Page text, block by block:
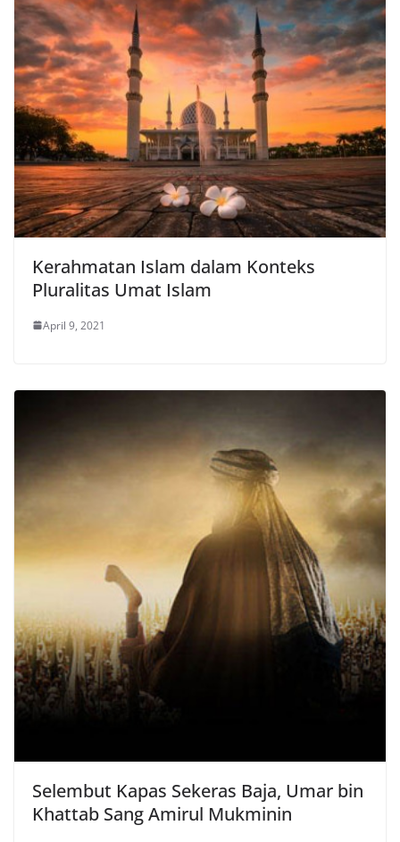
Kerahmatan Islam dalam Konteks
Pluralitas Umat Islam
April 9, 2021
Selembut Kapas Sekeras Baja, Umar bin
Khattab Sang Amirul Mukminin